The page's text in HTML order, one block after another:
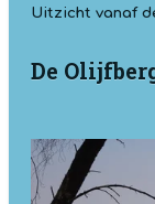
Uitzicht vanaf
De